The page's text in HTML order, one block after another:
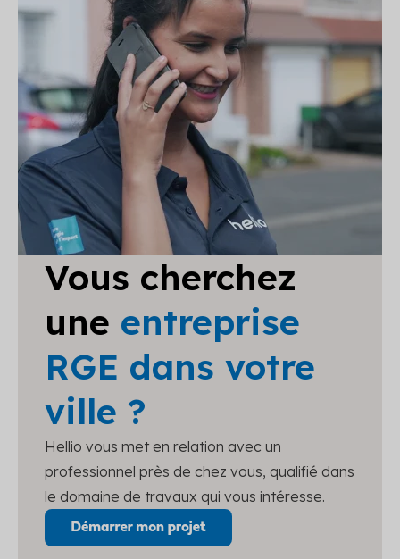
Vous cherchez
une entreprise
RGE dans votre
ville ?
Hellio vous met en relation avec un
professionnel près de chez vous, qualifié dans
le domaine de travaux qui vous intéresse.